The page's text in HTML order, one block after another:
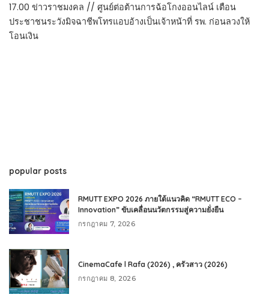
17.00 ข่าวราชมงคล // ศูนย์ต่อต้านการฉ้อโกงออนไลน์ เตือน
ประชาชนระวังมิจฉาชีพโทรแอบอ้างเป็นเจ้าหน้าที่ รพ. ก่อนลวงให้
โอนเงิน
popular posts
RMUTT EXPO 2026 ภายใต้แนวคิด “RMUTT ECO –
Innovation” ขับเคลื่อนนวัตกรรมสู่ความยั่งยืน
กรกฎาคม 7, 2026
CinemaCafe l Rafa (2026) , ครัวสาว (2026)
กรกฎาคม 8, 2026